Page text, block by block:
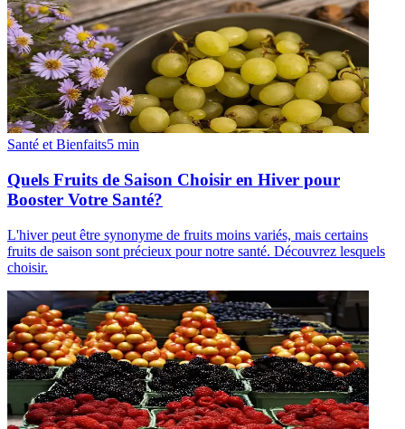
Santé et Bienfaits5 min
Quels Fruits de Saison Choisir en Hiver pour
Booster Votre Santé?
L'hiver peut être synonyme de fruits moins variés, mais certains
fruits de saison sont précieux pour notre santé. Découvrez lesquels
choisir.